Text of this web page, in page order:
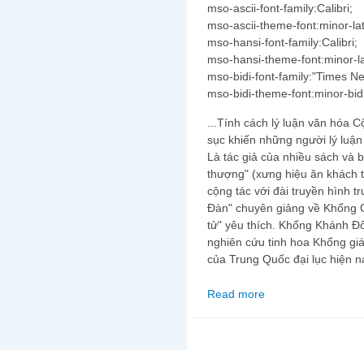
mso-ascii-font-family:Calibri;
mso-ascii-theme-font:minor-
mso-hansi-font-family:Calibri;
mso-hansi-theme-font:minor-
mso-bidi-font-family:"Times
mso-bidi-theme-font:minor-
...Tính cách lý luận văn hóa
sục khiến những người lý
Là tác giả của nhiều sách và
thượng" (xưng hiệu ăn khách
cộng tác với đài truyền hình
Đàn" chuyên giảng về Khổng
tử" yêu thích. Khổng Khánh
nghiên cứu tinh hoa Khổng
của Trung Quốc đại lục hiện
Read more